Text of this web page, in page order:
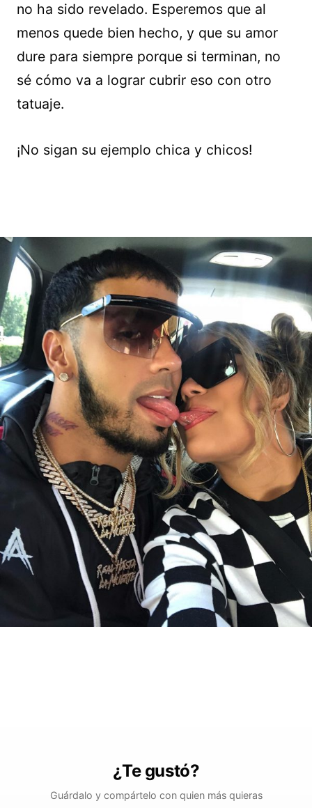
no ha sido revelado. Esperemos que al
menos quede bien hecho, y que su amor
dure para siempre porque si terminan, no
sé cómo va a lograr cubrir eso con otro
tatuaje.
¡No sigan su ejemplo chica y chicos!
¿Te gustó?
Guárdalo y compártelo con quien más quieras